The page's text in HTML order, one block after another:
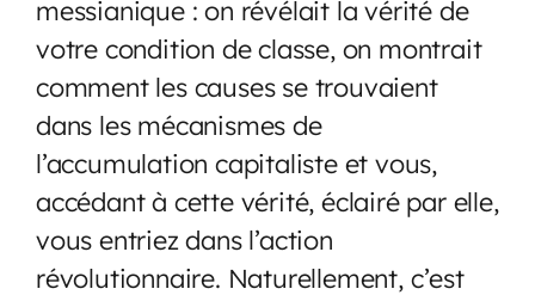
messianique : on révélait la vérité de
votre condition de classe, on montrait
comment les causes se trouvaient
dans les mécanismes de
l’accumulation capitaliste et vous,
accédant à cette vérité, éclairé par elle,
vous entriez dans l’action
révolutionnaire. Naturellement, c’est